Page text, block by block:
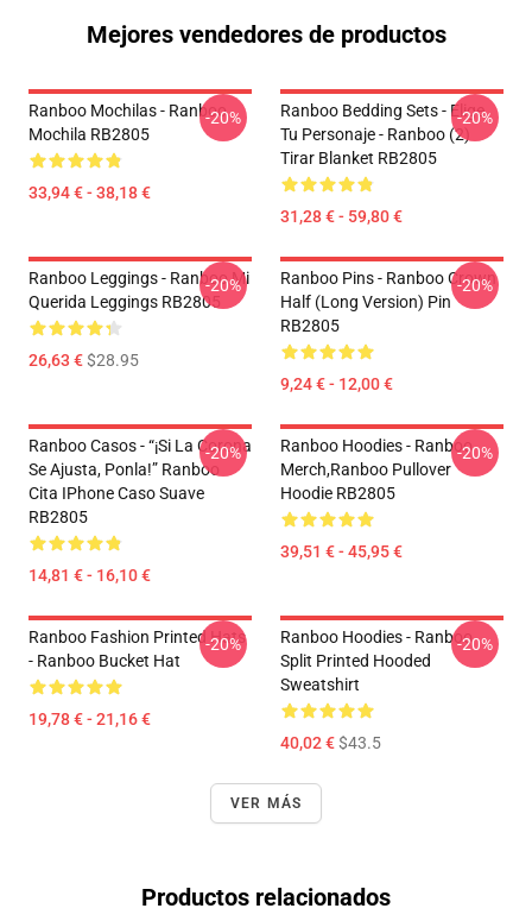
Mejores vendedores de productos
Ranboo Mochilas - Ranboo
Mochila RB2805
33,94 € - 38,18 €
-20%
Ranboo Bedding Sets - Elige
Tu Personaje - Ranboo (2)
Tirar Blanket RB2805
31,28 € - 59,80 €
-20%
Ranboo Leggings - Ranboo Mi
Querida Leggings RB2805
26,63 €$28.95
-20%
Ranboo Pins - Ranboo Crown
Half (long Version) Pin
RB2805
9,24 € - 12,00 €
-20%
Ranboo Casos - “¡Si La Corona
Se Ajusta, Ponla!” Ranboo
Cita IPhone Caso Suave
RB2805
14,81 € - 16,10 €
-20%
Ranboo Hoodies - Ranboo
Merch,Ranboo Pullover
Hoodie RB2805
39,51 € - 45,95 €
-20%
Ranboo Fashion Printed Hats
- Ranboo Bucket Hat
19,78 € - 21,16 €
-20%
Ranboo Hoodies - Ranboo
Split Printed Hooded
Sweatshirt
40,02 €$43.5
-20%
VER MÁS
Productos relacionados